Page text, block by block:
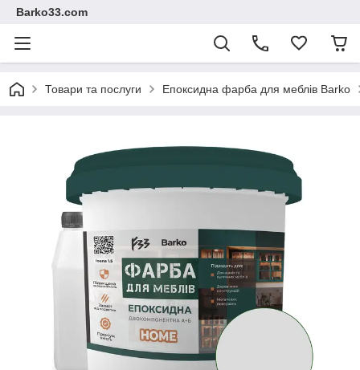
Barko33.com
Товари та послуги Епоксидна фарба для меблів Barko